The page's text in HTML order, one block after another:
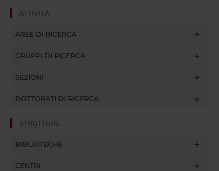
ATTIVITÀ
AREE DI RICERCA
GRUPPI DI RICERCA
SEZIONI
DOTTORATI DI RICERCA
STRUTTURE
BIBLIOTECHE
CENTRI